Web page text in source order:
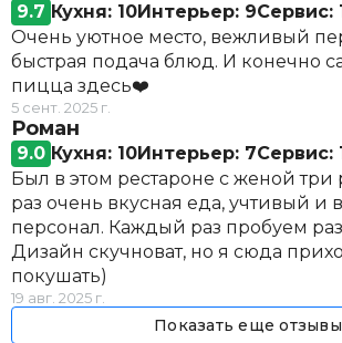
9.7 Кухня: 10Интерьер: 9Сервис:
Очень уютное место, вежливый
быстрая подача блюд. И конечно
пицца здесь❤️
5 сент. 2025 г.
Роман
9.0 Кухня: 10Интерьер: 7Сервис:
Был в этом рестароне с женой три
раз очень вкусная еда, учтивый и
персонал. Каждый раз пробуем
Дизайн скучноват, но я сюда
покушать)
19 авг. 2025 г.
Показать еще отзывы